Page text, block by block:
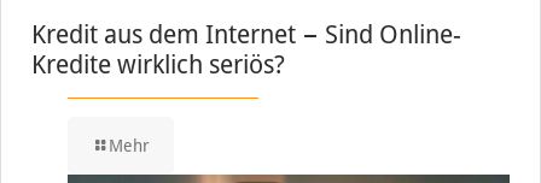
Kredit aus dem Internet − Sind Online-
Kredite wirklich seriös?
Mehr